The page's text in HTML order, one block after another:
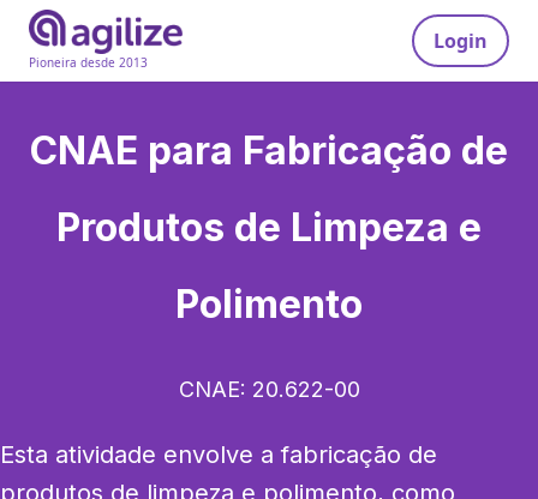
Pioneira desde 2013
Login
CNAE para Fabricação de
Produtos de Limpeza e
Polimento
CNAE: 20.622-00
Esta atividade envolve a fabricação de
produtos de limpeza e polimento, como